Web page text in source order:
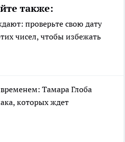
также:
проверьте свою дату
чисел, чтобы избежать
Тамара Глоба
которых ждет